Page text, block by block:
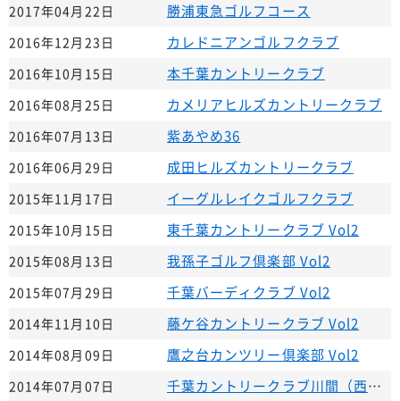
2017年04月22日 勝浦東急ゴルフコース
2016年12月23日 カレドニアンゴルフクラブ
2016年10月15日 本千葉カントリークラブ
2016年08月25日 カメリアヒルズカントリークラブ
2016年07月13日 紫あやめ36
2016年06月29日 成田ヒルズカントリークラブ
2015年11月17日 イーグルレイクゴルフクラブ
2015年10月15日 東千葉カントリークラブ Vol2
2015年08月13日 我孫子ゴルフ倶楽部 Vol2
2015年07月29日 千葉バーディクラブ Vol2
2014年11月10日 藤ケ谷カントリークラブ Vol2
2014年08月09日 鷹之台カンツリー倶楽部 Vol2
2014年07月07日 千葉カントリークラブ川間（西・南）